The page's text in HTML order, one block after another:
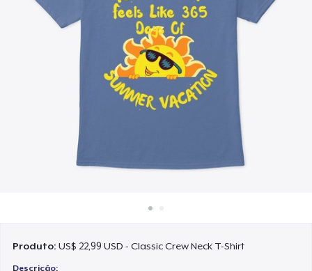
Venda em todo lugar
Venda qualquer coisa
Produto:US$ 22,99 USD - Classic Crew Neck T-Shirt
Descrição: